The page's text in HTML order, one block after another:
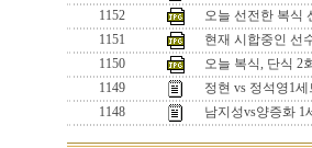
1152
오늘 선전한 복식
1151
현재 시합중인 선
1150
오늘 복식, 단식 2
1149
정현 vs 정석영1
1148
남지성vs양증화 1